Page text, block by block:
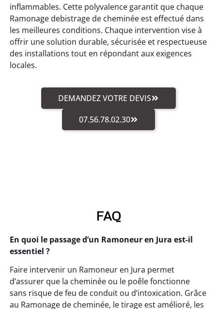
inflammables. Cette polyvalence garantit que chaque
Ramonage debistrage de cheminée est effectué dans
les meilleures conditions. Chaque intervention vise à
offrir une solution durable, sécurisée et respectueuse
des installations tout en répondant aux exigences
locales.
DEMANDEZ VOTRE DEVIS
07.56.78.02.30
FAQ
En quoi le passage d’un Ramoneur en Jura est-il
essentiel ?
Faire intervenir un Ramoneur en Jura permet
d’assurer que la cheminée ou le poêle fonctionne
sans risque de feu de conduit ou d’intoxication. Grâce
au Ramonage de cheminée, le tirage est amélioré, les